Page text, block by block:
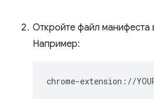
Откройте файл манифеста
Например: